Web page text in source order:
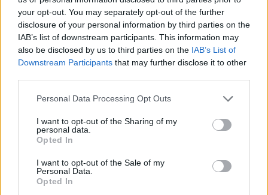
your opt-out. You may separately opt-out of the further
disclosure of your personal information by third parties on the
IAB’s list of downstream participants. This information may
also be disclosed by us to third parties on the IAB’s List of
Downstream Participants that may further disclose it to other
Personal Data Processing Opt Outs
I want to opt-out of the Sharing of my
personal data.
Opted In
I want to opt-out of the Sale of my
Personal Data.
Opted In
2026. augusztus 06., csütörtök